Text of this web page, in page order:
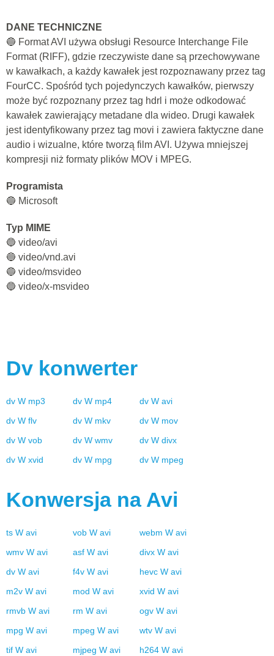
DANE TECHNICZNE
🔵 Format AVI używa obsługi Resource Interchange File
Format (RIFF), gdzie rzeczywiste dane są przechowywane
w kawałkach, a każdy kawałek jest rozpoznawany przez tag
FourCC. Spośród tych pojedynczych kawałków, pierwszy
może być rozpoznany przez tag hdrl i może odkodować
kawałek zawierający metadane dla wideo. Drugi kawałek
jest identyfikowany przez tag movi i zawiera faktyczne dane
audio i wizualne, które tworzą film AVI. Używa mniejszej
kompresji niż formaty plików MOV i MPEG.
Programista
🔵 Microsoft
Typ MIME
🔵 video/avi
🔵 video/vnd.avi
🔵 video/msvideo
🔵 video/x-msvideo
Dv konwerter
dv W mp3 dv W mp4 dv W avi
dv W flv dv W mkv dv W mov
dv W vob dv W wmv dv W divx
dv W xvid dv W mpg dv W mpeg
Konwersja na Avi
ts W avi vob W avi webm W avi
wmv W avi asf W avi divx W avi
dv W avi f4v W avi hevc W avi
m2v W avi mod W avi xvid W avi
rmvb W avi rm W avi ogv W avi
mpg W avi mpeg W avi wtv W avi
tif W avi mjpeg W avi h264 W avi